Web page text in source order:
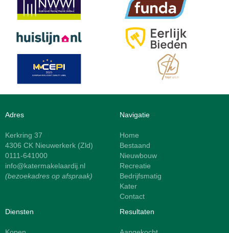
Adres
Kerkring 37
4306 CK Nieuwerkerk (Zld)
0111-641000
info@katermakelaardij.nl
(bezoekadres op afspraak)
Navigatie
Home
Bestaand
Nieuwbouw
Recreatie
Bedrijfsmatig
Kater
Contact
Diensten
Resultaten